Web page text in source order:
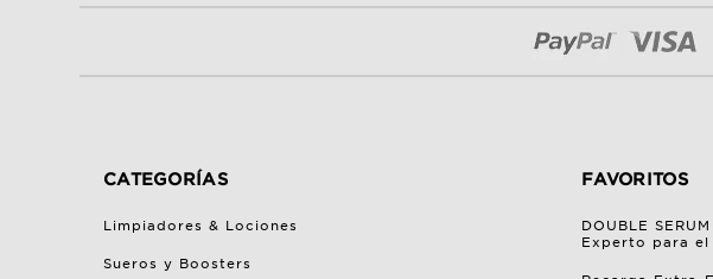
CATEGORÍAS
Limpiadores & Lociones
Sueros y Boosters
FAVORITOS
DOUBLE
Experto para